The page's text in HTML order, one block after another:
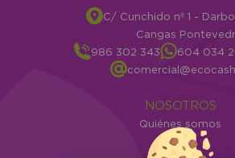
C/ Cunchido nº 1 -
Cangas
986 302 343
604 034
NOSOTROS
Quiénes somos
Info